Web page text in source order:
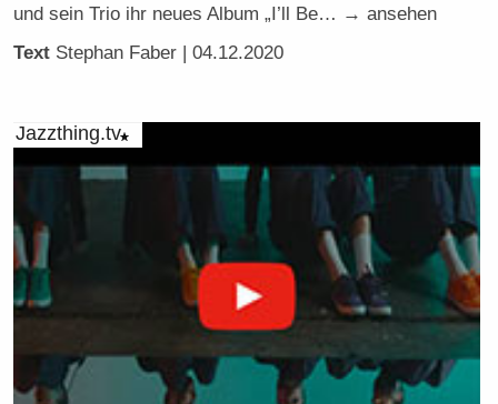
und sein Trio ihr neues Album „I’ll Be… → ansehen
Text Stephan Faber | 04.12.2020
Jazzthing.tv